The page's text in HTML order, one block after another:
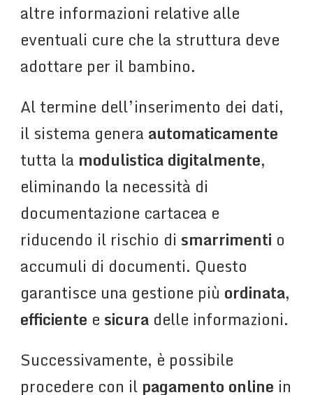
altre informazioni relative alle
eventuali cure che la struttura deve
adottare per il bambino.
Al termine dell’inserimento dei dati,
il sistema genera automaticamente
tutta la modulistica digitalmente,
eliminando la necessità di
documentazione cartacea e
riducendo il rischio di smarrimenti o
accumuli di documenti. Questo
garantisce una gestione più ordinata,
efficiente e sicura delle informazioni.
Successivamente, è possibile
procedere con il pagamento online in